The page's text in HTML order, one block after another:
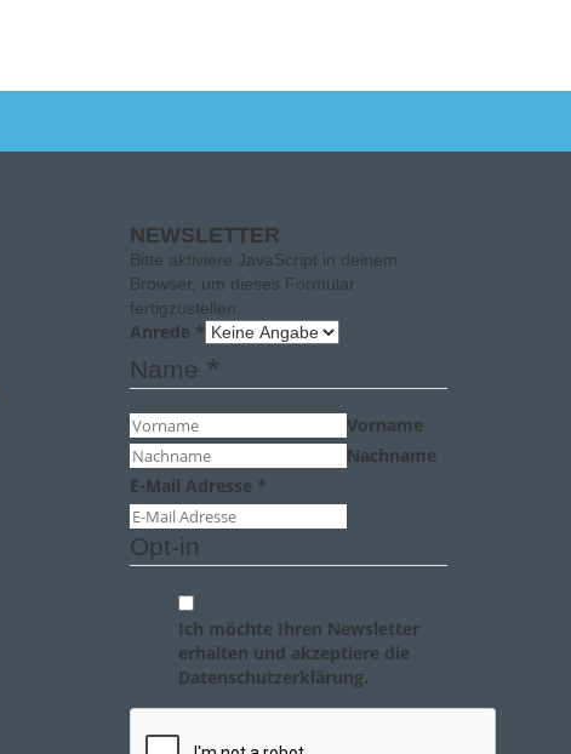
NEWSLETTER
Bitte aktiviere JavaScript in deinem
Browser, um dieses Formular
fertigzustellen.
Anrede *
Name *
Vorname
Nachname
E-Mail Adresse *
Opt-in
Ich möchte Ihren Newsletter
erhalten und akzeptiere die
Datenschutzerklärung.